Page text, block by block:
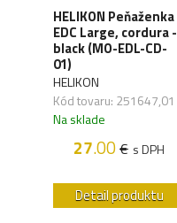
HELIKON Peňaženka
EDC Large, cordura -
black (MO-EDL-CD-
01)
HELIKON
Kód tovaru: 251647,01
Na sklade
27.00€ s DPH
Detail produktu